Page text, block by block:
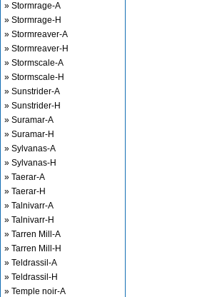
» Stormrage-A
» Stormrage-H
» Stormreaver-A
» Stormreaver-H
» Stormscale-A
» Stormscale-H
» Sunstrider-A
» Sunstrider-H
» Suramar-A
» Suramar-H
» Sylvanas-A
» Sylvanas-H
» Taerar-A
» Taerar-H
» Talnivarr-A
» Talnivarr-H
» Tarren Mill-A
» Tarren Mill-H
» Teldrassil-A
» Teldrassil-H
» Temple noir-A